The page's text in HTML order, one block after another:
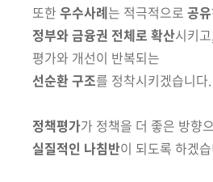
또한 우수사례는 적극적으로 공유
정부와 금융권 전체로 확산시키
평가와 개선이 반복되는
선순환 구조를 정착시키겠습니다.
정책평가가 정책을 더 좋은 방향
실질적인 나침반이 되도록 하겠